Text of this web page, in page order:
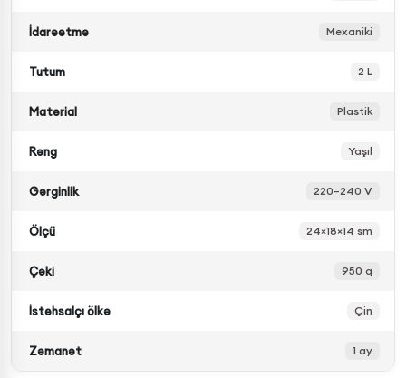
İdarəetmə Mexaniki
Tutum 2 L
Material Plastik
Rəng Yaşıl
Gərginlik 220–240 V
Ölçü 24×18×14 sm
Çəki 950 q
İstehsalçı ölkə Çin
Zəmanət 1 ay